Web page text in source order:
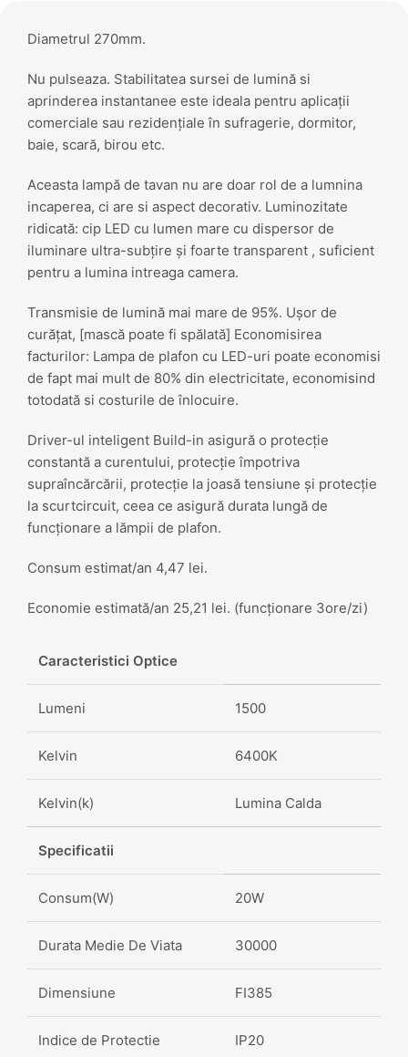
Diametrul 270mm.
Nu pulseaza. Stabilitatea sursei de lumină si
aprinderea instantanee este ideala pentru aplicații
comerciale sau rezidențiale în sufragerie, dormitor,
baie, scară, birou etc.
Aceasta lampă de tavan nu are doar rol de a lumnina
incaperea, ci are si aspect decorativ. Luminozitate
ridicată: cip LED cu lumen mare cu dispersor de
iluminare ultra-subțire și foarte transparent , suficient
pentru a lumina intreaga camera.
Transmisie de lumină mai mare de 95%. Ușor de
curățat, [mască poate fi spălată] Economisirea
facturilor: Lampa de plafon cu LED-uri poate economisi
de fapt mai mult de 80% din electricitate, economisind
totodată si costurile de înlocuire.
Driver-ul inteligent Build-in asigură o protecție
constantă a curentului, protecție împotriva
supraîncărcării, protecție la joasă tensiune și protecție
la scurtcircuit, ceea ce asigură durata lungă de
funcționare a lămpii de plafon.
Consum estimat/an 4,47 lei.
Economie estimată/an 25,21 lei. (funcționare 3ore/zi)
Caracteristici Optice
Lumeni 1500
Kelvin 6400K
Kelvin(k) Lumina Calda
Specificatii
Consum(W) 20W
Durata Medie De Viata 30000
Dimensiune FI385
Indice de Protectie IP20